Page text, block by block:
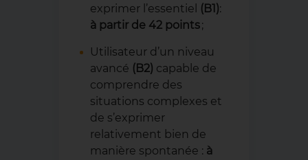
exprimer l’essentiel (B1):
à partir de 42 points;
Utilisateur d’un niveau
avancé (B2) capable de
comprendre des
situations complexes et
de s’exprimer
relativement bien de
manière spontanée : à